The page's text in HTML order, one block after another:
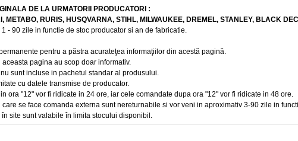
DE LA URMATORII PRODUCATORI :
METABO, RURIS, HUSQVARNA, STIHL, MILWAUKEE, DREMEL, STANLEY, BLACK
- 90 zile in functie de stoc producator si an de fabricatie.
pentru a păstra acurateţea informaţiilor din acestă pagină.
pagina au scop doar informativ.
sunt incluse in pachetul standar al produsului.
cu datele transmise de producator.
ora "12" vor fi ridicate in 24 ore, iar cele comandate dupa ora "12" vor fi ridicate in 48 ore.
se face comanda externa sunt nereturnabile si vor veni in aproximativ 3-90 zile in
site sunt valabile în limita stocului disponibil.